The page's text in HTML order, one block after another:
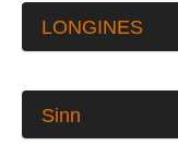
LONGINES
Sinn